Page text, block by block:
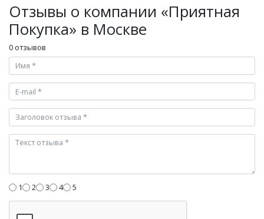
Отзывы о компании «Приятная
Покупка» в Москве
0 отзывов
1 2 3 4 5